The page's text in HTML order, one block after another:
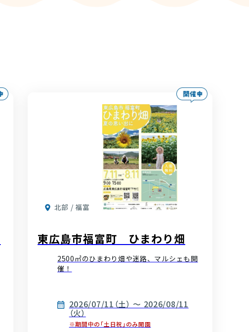
北部 / 福富
東広島市福富町 ひまわり畑
2500㎡のひまわり畑や迷路、マルシェも開
催！
2026/07/11（土） ～ 2026/08/11
（火）
※期間中の「土日祝」のみ開園